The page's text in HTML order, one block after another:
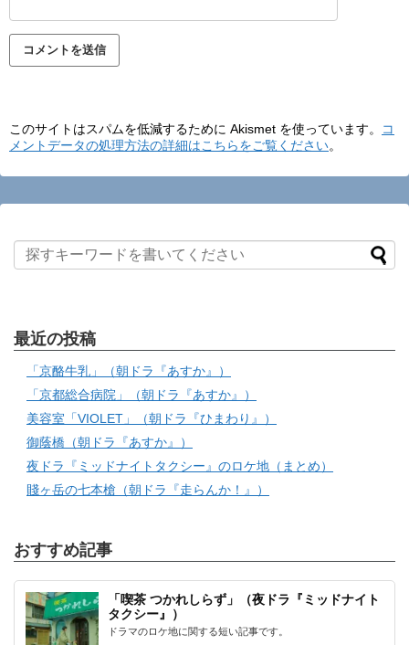
このサイトはスパムを低減するために Akismet を使っています。
コ
メントデータの処理方法の詳細はこちらをご覧ください。
最近の投稿
「京酪牛乳」（朝ドラ『あすか』）
「京都総合病院」（朝ドラ『あすか』）
美容室「VIOLET」（朝ドラ『ひまわり』）
御蔭橋（朝ドラ『あすか』）
夜ドラ『ミッドナイトタクシー』のロケ地（まとめ）
賤ヶ岳の七本槍（朝ドラ『走らんか！』）
おすすめ記事
「喫茶 つかれしらず」（夜ドラ『ミッドナイト
タクシー』）
ドラマのロケ地に関する短い記事です。